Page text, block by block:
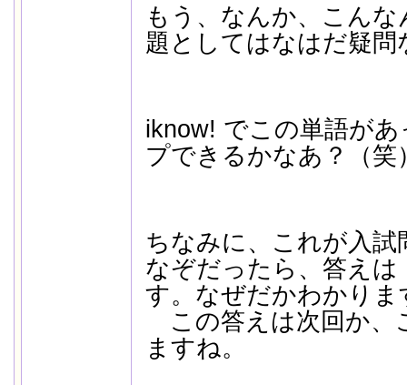
もう、なんか、こん
題としてはなはだ疑問
iknow! でこの単語が
プできるかなあ？（笑
ちなみに、これが入
なぞだったら、答えは
す。なぜだかわかり
この答えは次回か、
ますね。